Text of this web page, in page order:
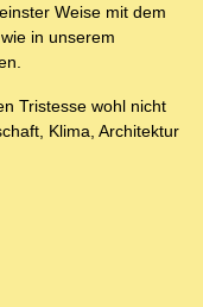
Weise mit dem
in unserem
Tristesse wohl nicht
Klima, Architektur